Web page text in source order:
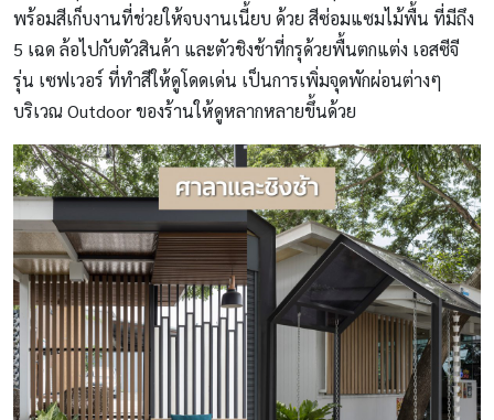
พร้อมสีเก็บงานที่ช่วยให้จบงานเนี้ยบ ด้วย สีซ่อมแซมไม้พื้น ที่มีถึง
5 เฉด ล้อไปกับตัวสินค้า และตัวชิงช้าที่กรุด้วยพื้นตกแต่ง เอสซีจี
รุ่น เซฟเวอร์ ที่ทำสีให้ดูโดดเด่น เป็นการเพิ่มจุดพักผ่อนต่างๆ
บริเวณ Outdoor ของร้านให้ดูหลากหลายขึ้นด้วย